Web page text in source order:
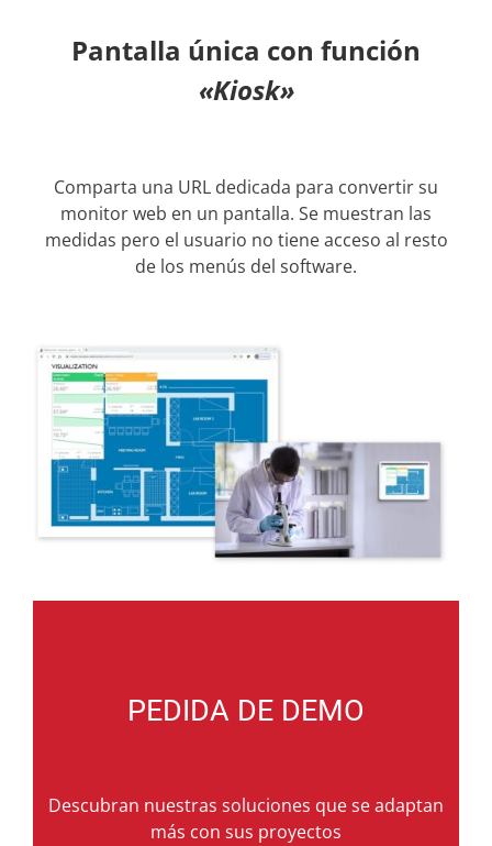
Pantalla única con función
«Kiosk»
Comparta una URL dedicada para convertir su
monitor web en un pantalla. Se muestran las
medidas pero el usuario no tiene acceso al resto
de los menús del software.
PEDIDA DE DEMO
Descubran nuestras soluciones que se adaptan
más con sus proyectos